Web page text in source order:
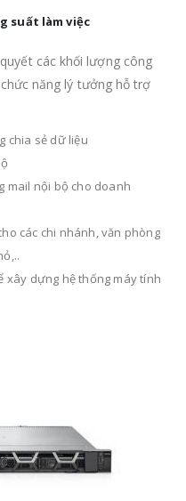
suất làm việc
các khối lượng công
năng lý tưởng hỗ trợ
chia sẻ dữ liệu
mail nội bộ cho doanh
các chi nhánh, văn phòng
xây dựng hệ thống máy tính